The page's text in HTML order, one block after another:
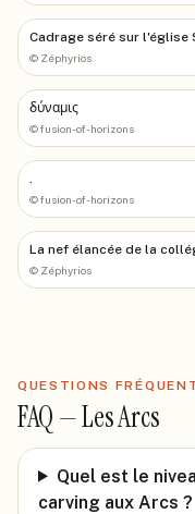
Cadrage séré sur l'église
© Zéphyrios
δύναμις
©fusion-of-horizons
©fusion-of-horizons
La nef élancée de la
© Zéphyrios
QUESTIONS
FAQ —Les Arcs
Quel est le
carving aux Arcs ?